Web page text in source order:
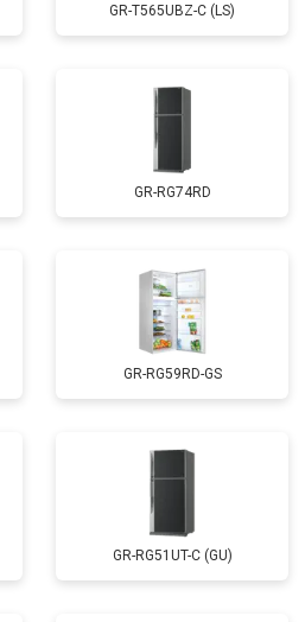
GR-T565UBZ-C (LS)
GR-RG74RD
GR-RG59RD-GS
GR-RG51UT-C (GU)